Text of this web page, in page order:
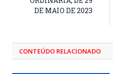
DE MAIO DE 2023
CONTEÚDO RELACIONADO